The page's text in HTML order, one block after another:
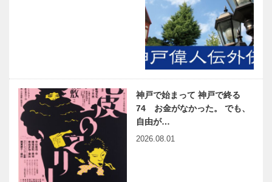
神戸で始まって 神戸で終る
74 お金がなかった。 でも、
自由が…
2026.08.01